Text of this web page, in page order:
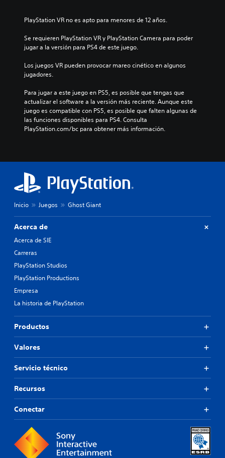
PlayStation VR no es apto para menores de 12 años.
Se requieren PlayStation VR y PlayStation Camera para poder
jugar a la versión para PS4 de este juego.
Los juegos VR pueden provocar mareo cinético en algunos
jugadores.
Para jugar a este juego en PS5, es posible que tengas que
actualizar el software a la versión más reciente. Aunque este
juego es compatible con PS5, es posible que falten algunas de
las funciones disponibles para PS4. Consulta
PlayStation.com/bc para obtener más información.
Inicio Juegos Ghost Giant
Acerca de
Acerca de SIE
Carreras
PlayStation Studios
PlayStation Productions
Empresa
La historia de PlayStation
Productos
Valores
Servicio técnico
Recursos
Conectar